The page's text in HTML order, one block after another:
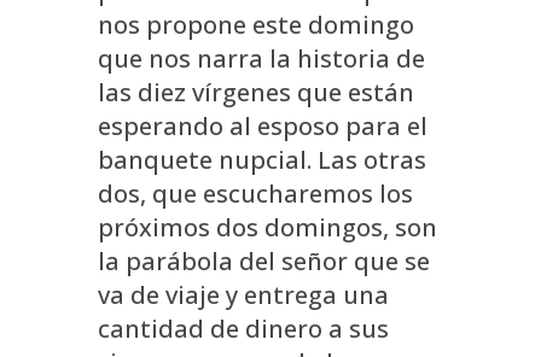
nos propone este domingo
que nos narra la historia de
las diez vírgenes que están
esperando al esposo para el
banquete nupcial. Las otras
dos, que escucharemos los
próximos dos domingos, son
la parábola del señor que se
va de viaje y entrega una
cantidad de dinero a sus